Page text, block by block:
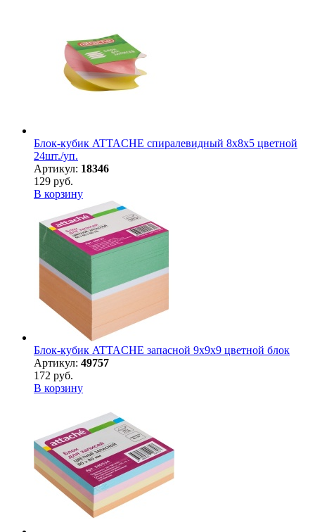
Блок-кубик ATTACHE спиралевидный 8х8х5 цветной
24шт./уп.
Артикул: 18346
129 руб.
В корзину
Блок-кубик ATTACHE запасной 9х9х9 цветной блок
Артикул: 49757
172 руб.
В корзину